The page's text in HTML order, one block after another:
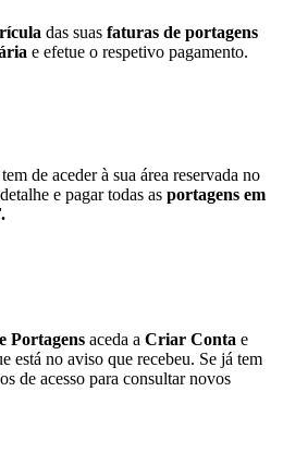
das suas faturas de portagens
e efetue o respetivo pagamento.
de aceder à sua área reservada no
e pagar todas as portagens em
Portagens aceda a Criar Conta e
está no aviso que recebeu. Se já tem
de acesso para consultar novos